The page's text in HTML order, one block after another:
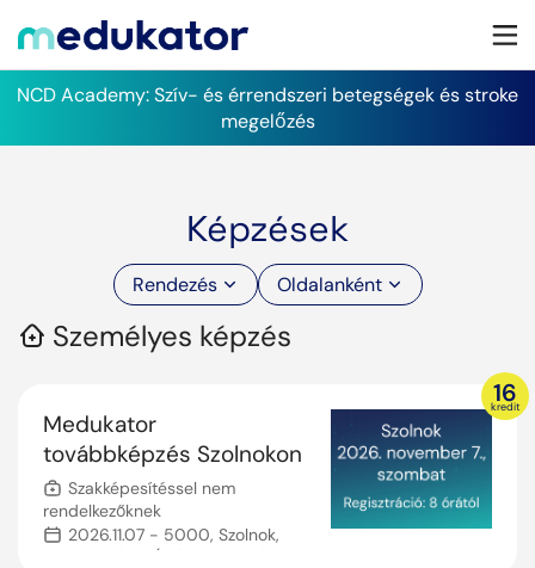
NCD Academy: Szív- és érrendszeri betegségek és stroke
megelőzés
Képzések
Rendezés Oldalanként
Személyes képzés
16
kredit
Medukator
továbbképzés Szolnokon
Szakképesítéssel nem
rendelkezőknek
2026.11.07 - 5000, Szolnok,
Kossuth tér 9. (Polgármesteri